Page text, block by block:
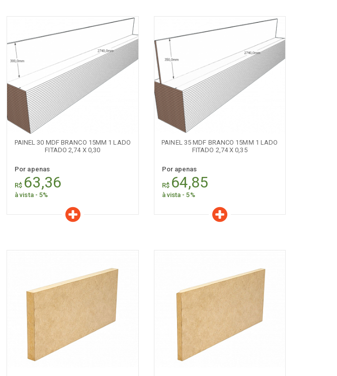
PAINEL 30 MDF BRANCO 15MM 1 LADO
FITADO 2,74 X 0,30
Por apenas
R$ 63,36
à vista - 5%
Características
Quantidade:
+
PAINEL 35 MDF BRANCO 15MM 1 LADO
FITADO 2,74 X 0,35
Por apenas
R$ 64,85
à vista - 5%
Características
Quantidade:
+
Características
Quantidade:
Características
Quantidade: